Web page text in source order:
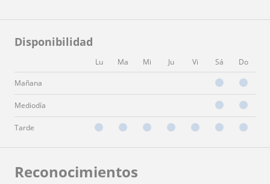
Disponibilidad
Lu Ma Mi Ju Vi Sá Do
Mañana
Mediodía
Tarde
Reconocimientos